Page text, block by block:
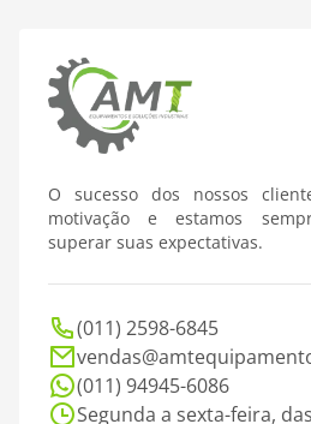
O sucesso dos nossos
motivação e estamos
superar suas expectativas.
(011) 2598-6845
(011) 94945-6086
Segunda a sexta-feira,